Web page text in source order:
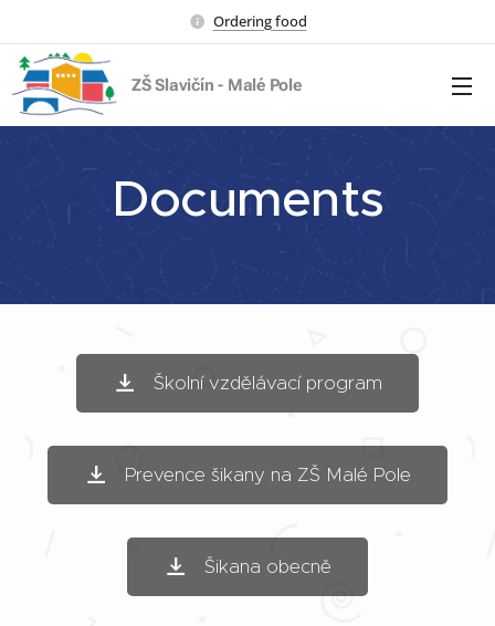
Ordering food
ZŠ Slavičín - Malé Pole
Documents
Školní vzdělávací program
Prevence šikany na ZŠ Malé Pole
Šikana obecně